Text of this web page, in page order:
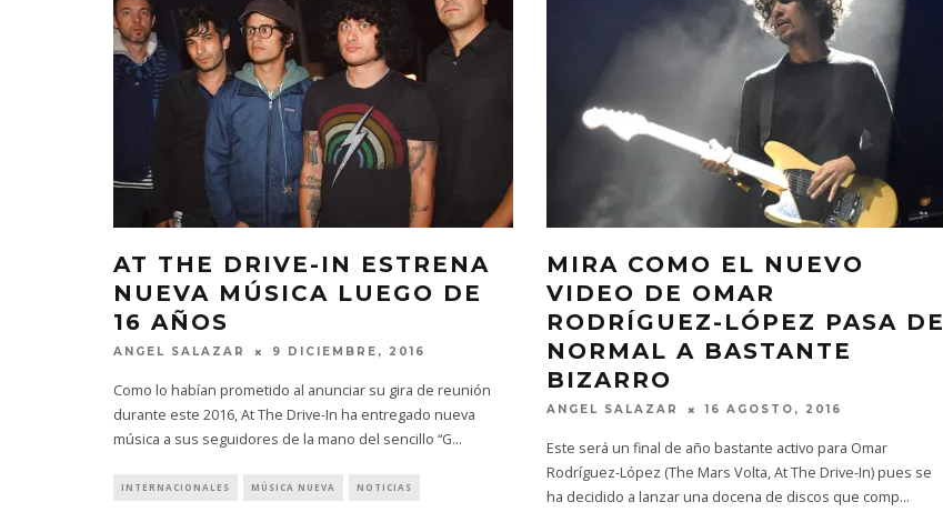
AT THE DRIVE-IN ESTRENA
NUEVA MÚSICA LUEGO DE
16 AÑOS
ANGEL SALAZAR 9 DICIEMBRE, 2016
Como lo habían prometido al anunciar su gira de reunión
durante este 2016, At The Drive-In ha entregado nueva
música a sus seguidores de la mano del sencillo “G...
INTERNACIONALES MÚSICA NUEVA NOTICIAS
MIRA COMO EL NUEVO
VIDEO DE OMAR
RODRÍGUEZ-LÓPEZ PASA DE
NORMAL A BASTANTE
BIZARRO
ANGEL SALAZAR 16 AGOSTO, 2016
Este será un final de año bastante activo para Omar
Rodríguez-López (The Mars Volta, At The Drive-In) pues se
ha decidido a lanzar una docena de discos que comp...